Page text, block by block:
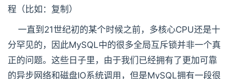
程（比如：复制）
一直到21世纪初的某个时候之前，多核心CPU还是十
分罕见的，因此MySQL中的很多全局互斥锁并非一个真
正的问题。这些日子里，由于我们已经拥有了更加可靠
的异步网络和磁盘IO系统调用，但是MySQL拥有一段很